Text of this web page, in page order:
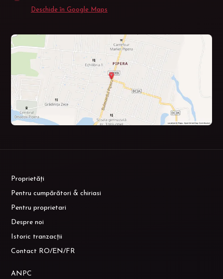
Deschide în Google Maps
Proprietăți
Pentru cumpărători & chiriasi
Pentru proprietari
Despre noi
Istoric tranzacții
Contact RO/EN/FR
ANPC